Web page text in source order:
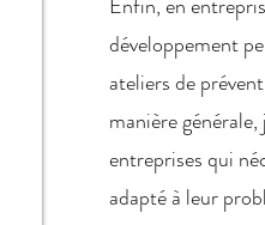
développement
ateliers de
manière
entreprises qui
adapté à leur